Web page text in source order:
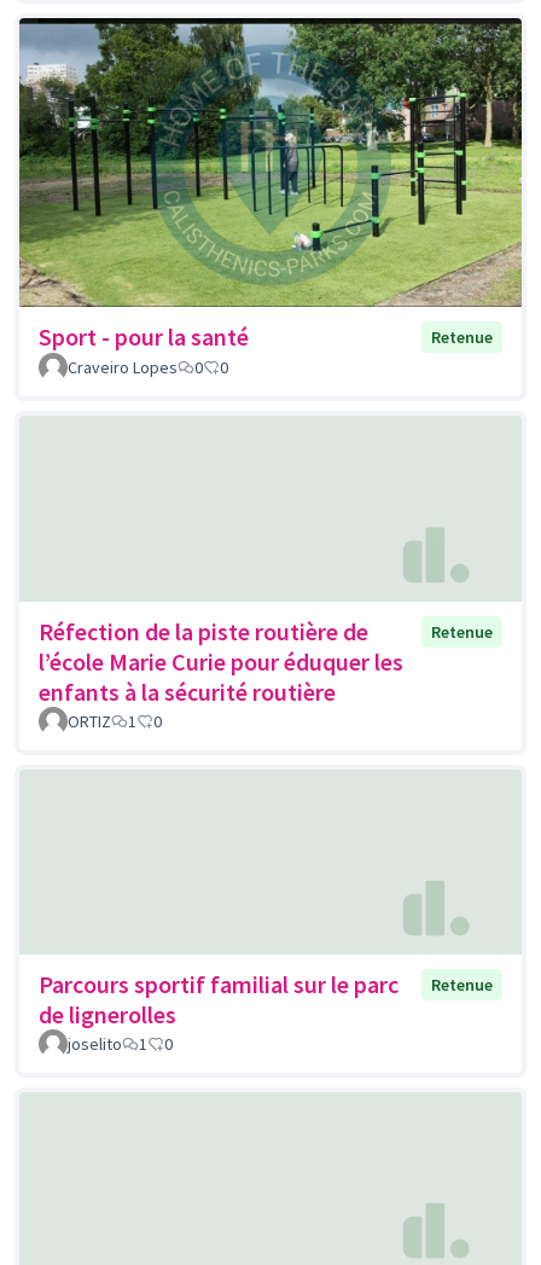
Sport - pour la santé
Retenue
Craveiro Lopes
0 0
Réfection de la piste routière de
l’école Marie Curie pour éduquer les
enfants à la sécurité routière
Retenue
ORTIZ 1 0
Parcours sportif familial sur le parc
de lignerolles
Retenue
joselito 1 0